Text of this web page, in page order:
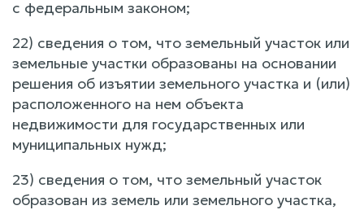
с федеральным законом;
22) сведения о том, что земельный участок или
земельные участки образованы на основании
решения об изъятии земельного участка и (или)
расположенного на нем объекта
недвижимости для государственных или
муниципальных нужд;
23) сведения о том, что земельный участок
образован из земель или земельного участка,